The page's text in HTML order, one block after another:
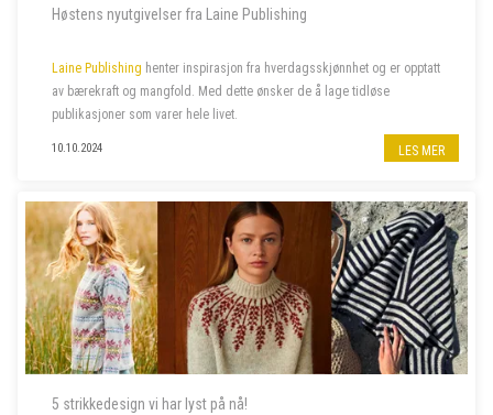
Høstens nyutgivelser fra Laine Publishing
Laine Publishing henter inspirasjon fra hverdagsskjønnhet og er opptatt
av bærekraft og mangfold. Med dette ønsker de å lage tidløse
publikasjoner som varer hele livet.
10.10.2024 LES MER
5 strikkedesign vi har lyst på nå!